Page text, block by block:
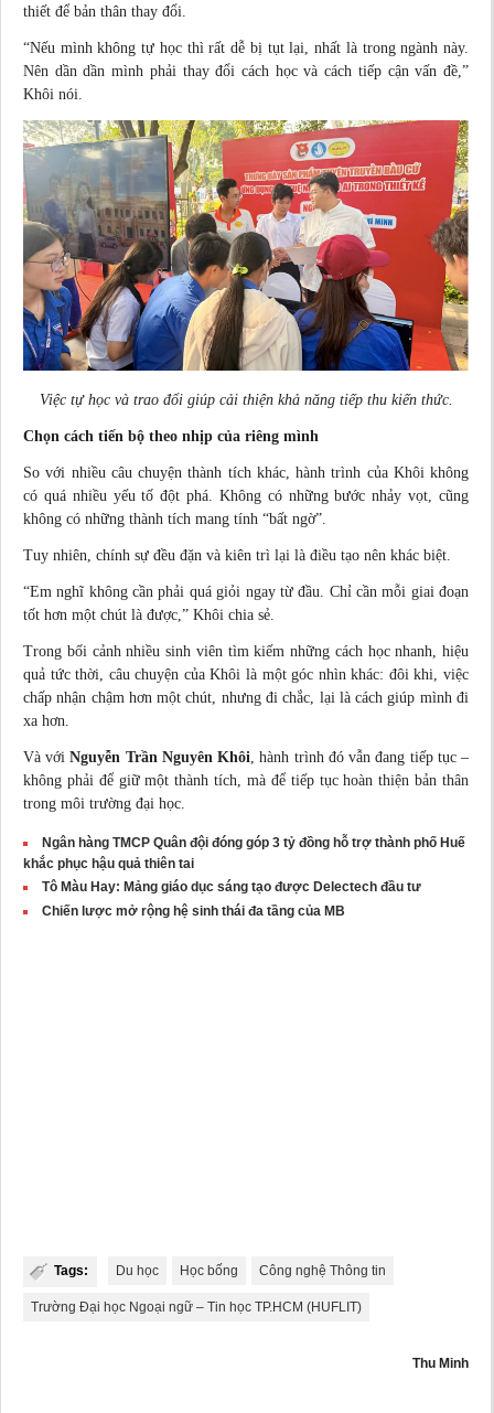
thiết để bản thân thay đổi.
“Nếu mình không tự học thì rất dễ bị tụt lại, nhất là trong ngành này.
Nên dần dần mình phải thay đổi cách học và cách tiếp cận vấn đề,”
Khôi nói.
Việc tự học và trao đổi giúp cải thiện khả năng tiếp thu kiến thức.
Chọn cách tiến bộ theo nhịp của riêng mình
So với nhiều câu chuyện thành tích khác, hành trình của Khôi không
có quá nhiều yếu tố đột phá. Không có những bước nhảy vọt, cũng
không có những thành tích mang tính “bất ngờ”.
Tuy nhiên, chính sự đều đặn và kiên trì lại là điều tạo nên khác biệt.
“Em nghĩ không cần phải quá giỏi ngay từ đầu. Chỉ cần mỗi giai đoạn
tốt hơn một chút là được,” Khôi chia sẻ.
Trong bối cảnh nhiều sinh viên tìm kiếm những cách học nhanh, hiệu
quả tức thời, câu chuyện của Khôi là một góc nhìn khác: đôi khi, việc
chấp nhận chậm hơn một chút, nhưng đi chắc, lại là cách giúp mình đi
xa hơn.
Và vớiNguyễn Trần Nguyên Khôi, hành trình đó vẫn đang tiếp tục –
không phải để giữ một thành tích, mà để tiếp tục hoàn thiện bản thân
trong môi trường đại học.
Ngân hàng TMCP Quân đội đóng góp 3 tỷ đồng hỗ trợ thành phố Huế
khắc phục hậu quả thiên tai
Tô Màu Hay: Mảng giáo dục sáng tạo được Delectech đầu tư
Chiến lược mở rộng hệ sinh thái đa tầng của MB
Tags: Du học Học bống Công nghệ Thông tin
Trường Đại học Ngoại ngữ – Tin học TP.HCM (HUFLIT)
Thu Minh